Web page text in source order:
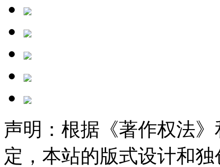
声明：根据《著作权法
定，本站的版式设计和